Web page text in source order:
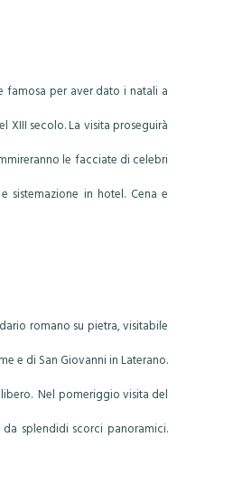
famosa per aver dato i natali a
secolo. La visita proseguirà
le facciate di celebri
sistemazione in hotel. Cena e
romano su pietra, visitabile
e di San Giovanni in Laterano.
Nel pomeriggio visita del
splendidi scorci panoramici.